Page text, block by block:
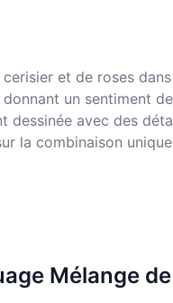
et de roses
un sentiment
dessinée avec des
la combinaison
Mélange